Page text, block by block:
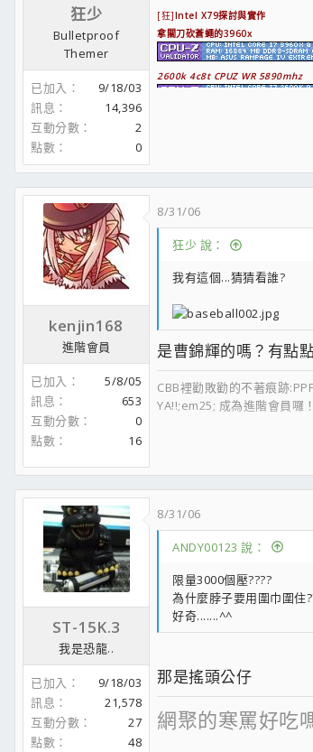
狂少
Bulletproof
Themer
已加入
9/18/03
訊息
14,396
互動分數
2
點數
0
[狂]Intel X79探討與實作
拿關刀砍蒼蠅的3960x
2600k 4c8t CPUZ WR 5890mhz
請一起來跑LinX,探討你的系統穩定度
X58基本超頻200/2000概念與
FF-XIV 11480
穆老板製作OPB的超頻影音集現身說
kenjin168
進階會員
已加入
5/8/05
訊息
653
互動分數
0
點數
16
8/31/06
狂少 說：
我有這個...猜猜看誰?
是曹錦輝的嗎？有點
CBB裡勸敗勸的不著痕跡
YA!!;em25; 成為進階會員囉
ST-15K.3
我是恐龍..
已加入
9/18/03
訊息
21,578
互動分數
27
點數
48
8/31/06
ANDY00123 說：
限量3000個壓????
為什麼脖子要用圍巾圍住
好奇.......^^
那是搖頭公仔
網聚的寒罵好吃